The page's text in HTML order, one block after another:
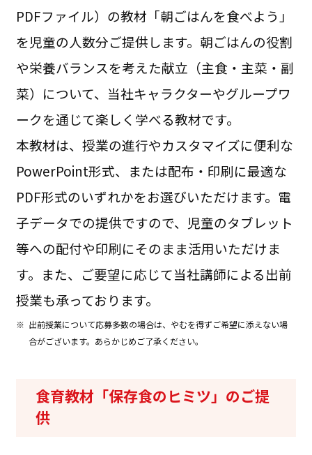
PDFファイル）の教材「朝ごはんを食べよう」
を児童の人数分ご提供します。朝ごはんの役割
や栄養バランスを考えた献立（主食・主菜・副
菜）について、当社キャラクターやグループワ
ークを通じて楽しく学べる教材です。
本教材は、授業の進行やカスタマイズに便利な
PowerPoint形式、または配布・印刷に最適な
PDF形式のいずれかをお選びいただけます。電
子データでの提供ですので、児童のタブレット
等への配付や印刷にそのまま活用いただけま
す。また、ご要望に応じて当社講師による出前
授業も承っております。
※ 出前授業について応募多数の場合は、やむを得ずご希望に添えない場
合がございます。あらかじめご了承ください。
食育教材「保存食のヒミツ」のご提
供